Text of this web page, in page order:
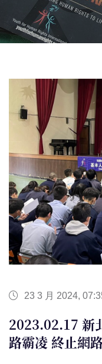
23 3 月 2024,
2023.02.17 新
路霸凌 終止網